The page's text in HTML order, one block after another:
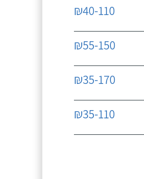
₪40-110
₪55-150
₪35-170
₪35-110